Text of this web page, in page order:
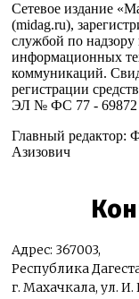
Сетевое издание
(midag.ru),
службой по надзору
информационных
коммуникаций.
регистрации
ЭЛ № ФС 77 - 69872
Главный редактор:
Азизович
Адрес: 367003,
Республика
г. Махачкала, ул. И.